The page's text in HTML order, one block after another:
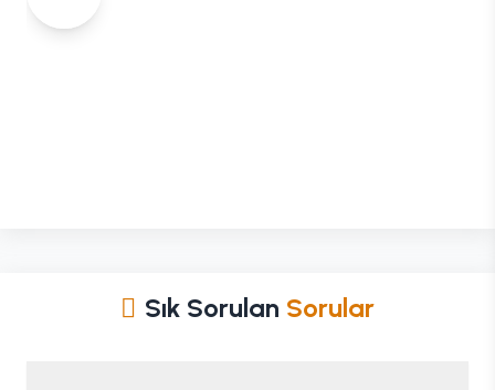
Sık Sorulan Sorular